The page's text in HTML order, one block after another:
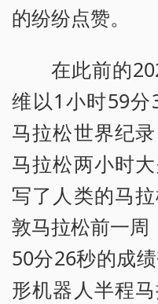
的纷纷点赞。
在此前的
维以1小时59
马拉松世界纪
马拉松两小时
写了人类的马
敦马拉松前一周
50分26秒的成
形机器人半程